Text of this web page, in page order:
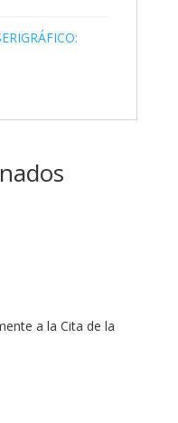
a la Cita de la